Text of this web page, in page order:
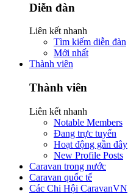
Diễn đàn
Liên kết nhanh
Tìm kiếm diễn đàn
Mới nhất
Thành viên
Thành viên
Liên kết nhanh
Notable Members
Đang trực tuyến
Hoạt động gần đây
New Profile Posts
Caravan trong nước
Caravan quốc tế
Các Chi Hội CaravanVN